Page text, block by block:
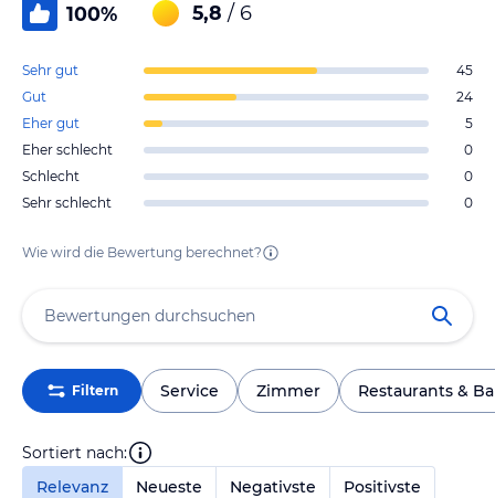
100% 5,8 / 6
Sehr gut
45
Gut
24
Eher gut
5
Eher schlecht
0
Schlecht
0
Sehr schlecht
0
Wie wird die Bewertung berechnet?
Filtern Service Zimmer Restaurants &
Sortiert nach:
Relevanz
Neueste Negativste Positivste